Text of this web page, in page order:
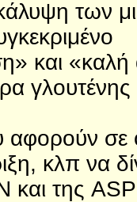
των
και «καλή
σε
κλπ να
και της